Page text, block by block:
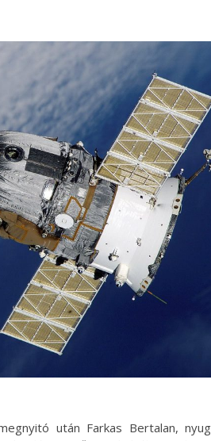
után Farkas Bertalan,